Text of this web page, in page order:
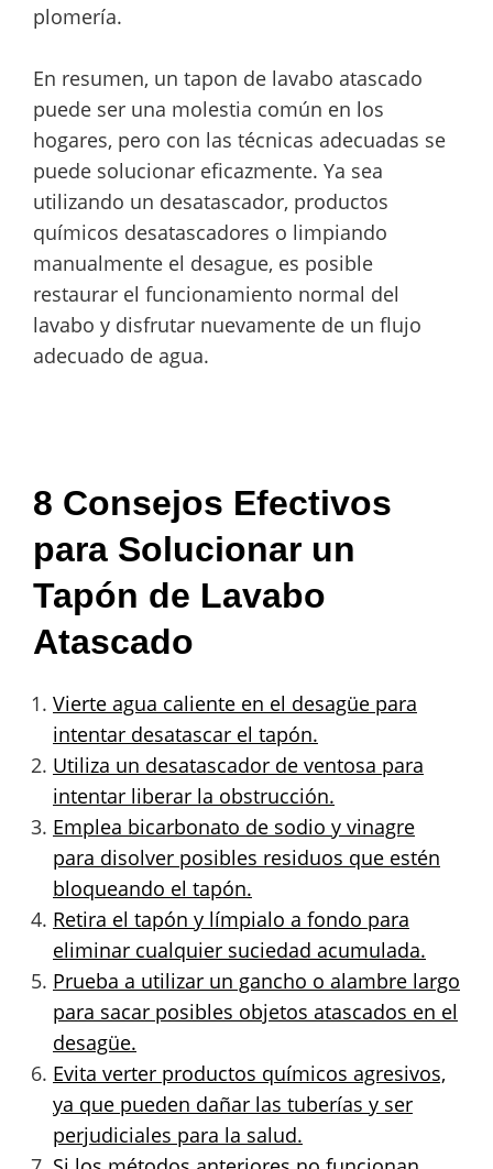
plomería.
En resumen, un tapon de lavabo atascado
puede ser una molestia común en los
hogares, pero con las técnicas adecuadas se
puede solucionar eficazmente. Ya sea
utilizando un desatascador, productos
químicos desatascadores o limpiando
manualmente el desague, es posible
restaurar el funcionamiento normal del
lavabo y disfrutar nuevamente de un flujo
adecuado de agua.
8 Consejos Efectivos
para Solucionar un
Tapón de Lavabo
Atascado
Vierte agua caliente en el desagüe para
intentar desatascar el tapón.
Utiliza un desatascador de ventosa para
intentar liberar la obstrucción.
Emplea bicarbonato de sodio y vinagre
para disolver posibles residuos que estén
bloqueando el tapón.
Retira el tapón y límpialo a fondo para
eliminar cualquier suciedad acumulada.
Prueba a utilizar un gancho o alambre largo
para sacar posibles objetos atascados en el
desagüe.
Evita verter productos químicos agresivos,
ya que pueden dañar las tuberías y ser
perjudiciales para la salud.